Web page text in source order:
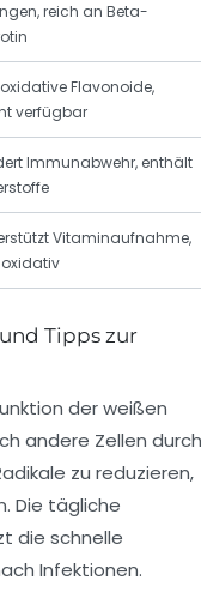
reich an Beta-
Flavonoide,
verfügbar
Immunabwehr, enthält
Vitaminaufnahme,
Tipps zur
der weißen
andere Zellen durch
zu reduzieren,
Die tägliche
die schnelle
Infektionen.